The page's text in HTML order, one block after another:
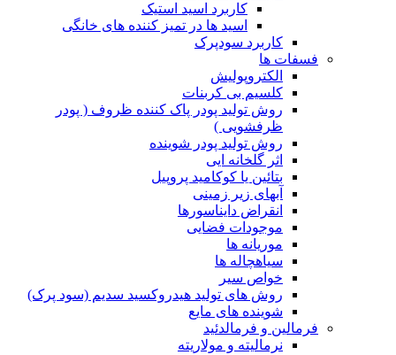
کاربرد اسید استیک
اسید ها در تمیز کننده های خانگی
کاربرد سودپرک
فسفات ها
الکتروپولیش
کلسیم بی کربنات
روش تولید پودر پاک کننده ظروف ( پودر
ظرفشویی )
روش تولید پودر شوینده
اثر گلخانه ایی
بتائین یا کوکامید پروپیل
آبهای زیر زمینی
انقراض دایناسورها
موجودات فضایی
موریانه ها
سیاهچاله ها
خواص سیر
روش های تولید هیدروکسید سدیم (سود پرک)
شوینده های مایع
فرمالین و فرمالدئید
نرمالیته و مولاریته